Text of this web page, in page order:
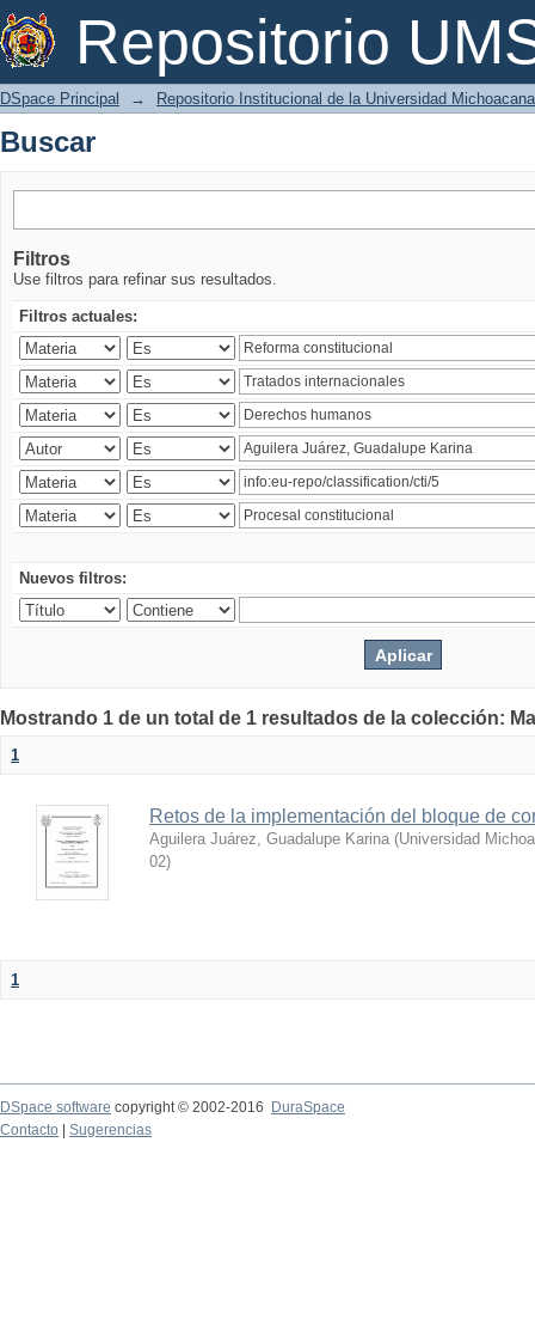
Repositorio
Buscar
DSpace Principal → Repositorio Institucional de la Universidad
Buscar
Filtros
Use filtros para refinar sus resultados.
Filtros actuales:
Nuevos filtros:
Mostrando 1 de un total de 1 resultados de la colección:
1
Retos de la implementación del bloque de
Aguilera Juárez, Guadalupe Karina (Universidad
02)
1
DSpace software copyright © 2002-2016
DuraSpace
Contacto
Sugerencias